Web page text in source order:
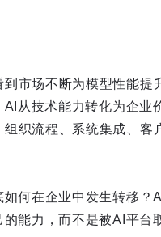
市场不断为模型性能提
从技术能力转化为企业
织流程、系统集成、客
何在企业中发生转移？
能力，而不是被AI平台